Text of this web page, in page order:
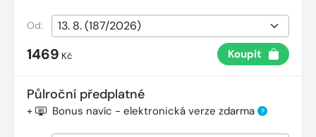
Od:
1469 Kč Koupit
Půlroční předplatné
+ Bonus navíc - elektronická verze zdarma ?